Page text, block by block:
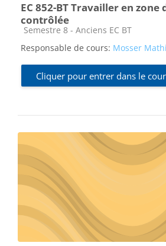
EC 852-BT Travailler en
contrôlée
Catégorie de cours
Semestre 8 - Anciens EC BT
Responsable de cours: Mosser
Cliquer pour entrer dans le